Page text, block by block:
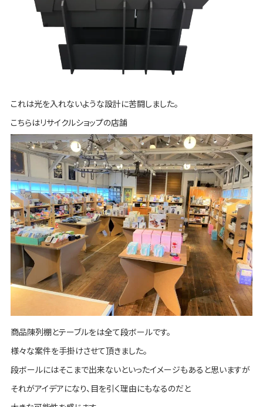
これは光を入れないような設計に苦闘しました。
こちらはリサイクルショップの店舗
商品陳列棚とテーブルをは全て段ボールです。
様々な案件を手掛けさせて頂きました。
段ボールにはそこまで出来ないといったイメージもあると思いますが
それがアイデアになり、目を引く理由にもなるのだと